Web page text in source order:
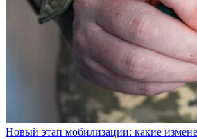
Новый этап мобилизации: какие